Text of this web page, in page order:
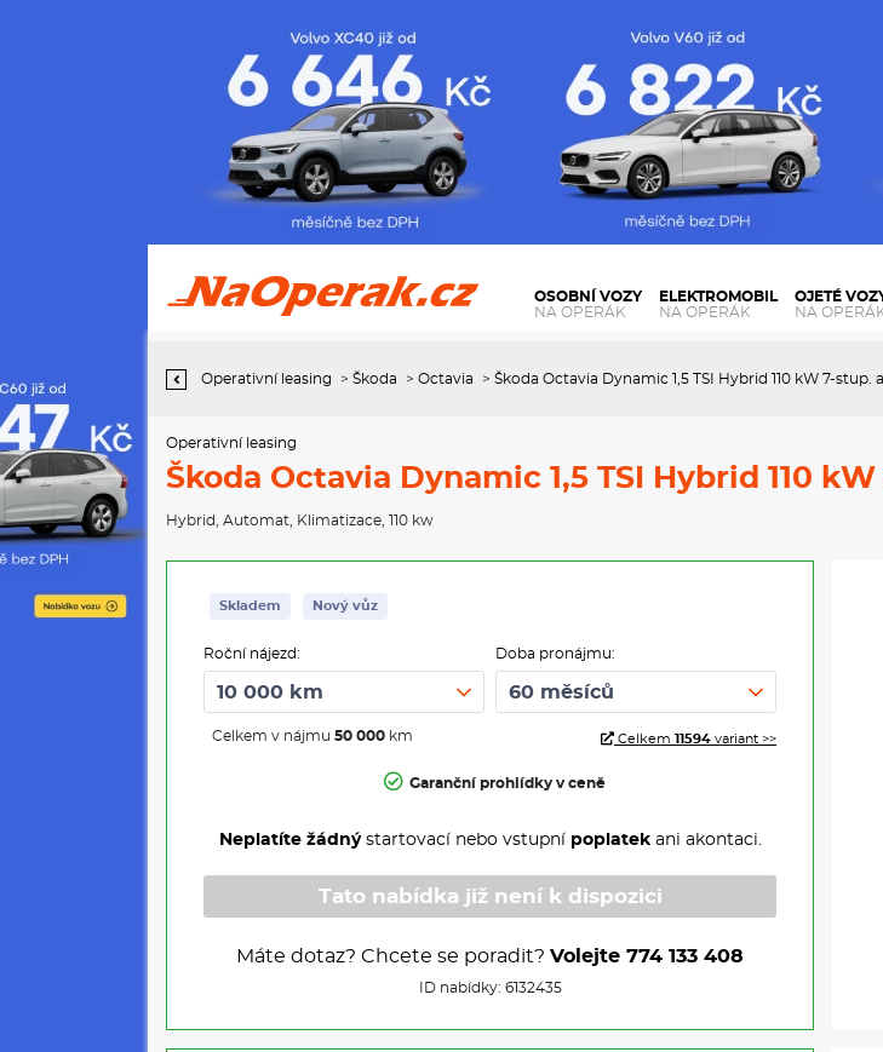
Operativní leasing Škoda Octavia Dynamic 1,5 TSI Hybrid 110 kW
7-stup. automat.
OSOBNÍ VOZY
NA OPERÁK
ELEKTROMOBIL
NA OPERÁK
OJETÉ
NA
Operativní leasing > Škoda > Octavia > Škoda Octavia Dynamic 1,5 TSI Hybrid 110 kW 7-stup.
Operativní leasing
Škoda Octavia Dynamic 1,5 TSI Hybrid 110
Hybrid Automat Klimatizace , 110 kw
Skladem Nový vůz
Roční nájezd:
Celkem v nájmu 50 000 km
Doba pronájmu:
Celkem 11594 variant >>
Garanční prohlídky v ceně
Neplatíte žádnýstartovací nebo vstupní poplatekani akontaci.
Tato nabídka již není k dispozici
Máte dotaz? Chcete se poradit? Volejte 774 133 408
ID nabídky: 6132435